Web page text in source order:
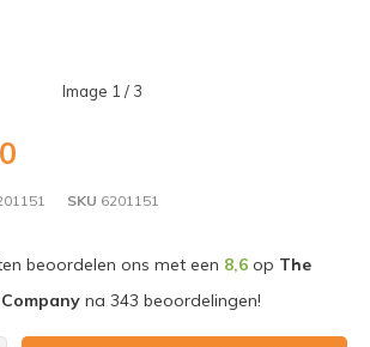
Image 1 / 3
SKU 6201151
beoordelen ons met een 8,6op The
na 343 beoordelingen!